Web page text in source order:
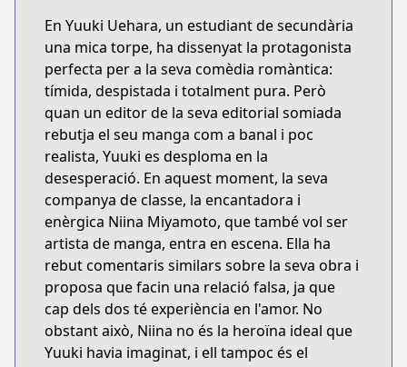
En Yuuki Uehara, un estudiant de secundària
una mica torpe, ha dissenyat la protagonista
perfecta per a la seva comèdia romàntica:
tímida, despistada i totalment pura. Però
quan un editor de la seva editorial somiada
rebutja el seu manga com a banal i poc
realista, Yuuki es desploma en la
desesperació. En aquest moment, la seva
companya de classe, la encantadora i
enèrgica Niina Miyamoto, que també vol ser
artista de manga, entra en escena. Ella ha
rebut comentaris similars sobre la seva obra i
proposa que facin una relació falsa, ja que
cap dels dos té experiència en l'amor. No
obstant això, Niina no és la heroïna ideal que
Yuuki havia imaginat, i ell tampoc és el